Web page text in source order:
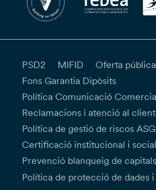
PSD2 MIFID
Oferta
Fons Garantia Dipòsits
Política Comunicació
Reclamacions i atenció al client
Política de gestió de riscos ASG
Certificació institucional i social
Prevenció blanqueig de capitals
Política de protecció de dades